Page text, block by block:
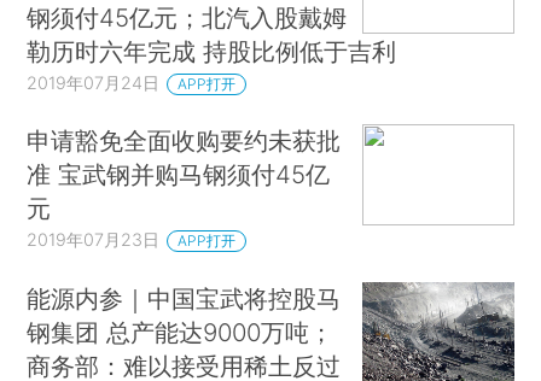
钢须付45亿元；北汽入股戴姆
勒历时六年完成 持股比例低于吉利
2019年07月24日 APP打开
申请豁免全面收购要约未获批
准 宝武钢并购马钢须付45亿
元
2019年07月23日 APP打开
能源内参｜中国宝武将控股马
钢集团 总产能达9000万吨；
商务部：难以接受用稀土反过